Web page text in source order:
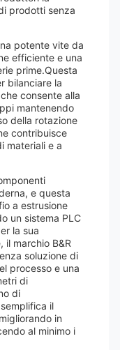
prodotti senza
potente vite da
efficiente e una
prime.Questa
bilanciare la
consente alla
mantenendo
della rotazione
contribuisce
materiali e a
e questa
a estrusione
un sistema PLC
la sua
marchio B&R
soluzione di
processo e una
di
di
il
in
al minimo i